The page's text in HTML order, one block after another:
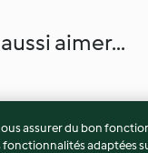
aimer...
assurer du bon
adaptées